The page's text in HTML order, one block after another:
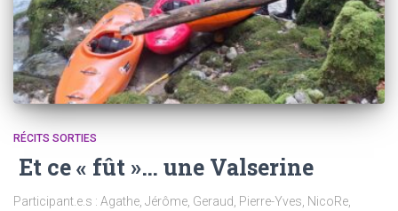
RÉCITS SORTIES
Et ce « fût »… une Valserine
Participant.e.s : Agathe, Jérôme, Geraud, Pierre-Yves, NicoRe,